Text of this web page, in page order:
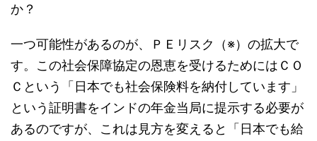
か？
一つ可能性があるのが、ＰＥリスク（※）の拡大で
す。この社会保障協定の恩恵を受けるためにはＣＯ
Ｃという「日本でも社会保険料を納付しています」
という証明書をインドの年金当局に提示する必要が
あるのですが、これは見方を変えると「日本でも給